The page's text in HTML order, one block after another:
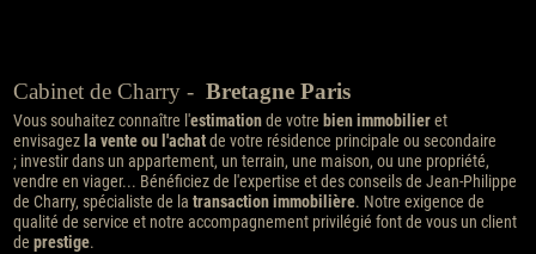
Cabinet de Charry - Bretagne Paris
Vous souhaitez connaître l'estimationde votre bien immobilieret
envisagezla vente ou l'achatde votre résidence principale ou secondaire
; investir dans un appartement, un terrain, une maison, ou une propriété,
vendre en viager... Bénéficiez de l'expertise et des conseils de Jean-Philippe
de Charry, spécialiste de la transaction immobilière. Notre exigence de
qualité de service et notre accompagnement privilégié font de vous un client
de prestige.